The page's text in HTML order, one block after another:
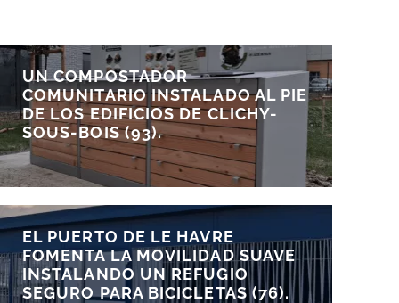
UN COMPOSTADOR
COMUNITARIO INSTALADO AL PIE
DE LOS EDIFICIOS DE CLICHY-
SOUS-BOIS (93).
EL PUERTO DE LE HAVRE
FOMENTA LA MOVILIDAD SUAVE
INSTALANDO UN REFUGIO
SEGURO PARA BICICLETAS (76).